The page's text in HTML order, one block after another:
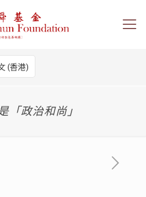
(香港)
「政治和尚」